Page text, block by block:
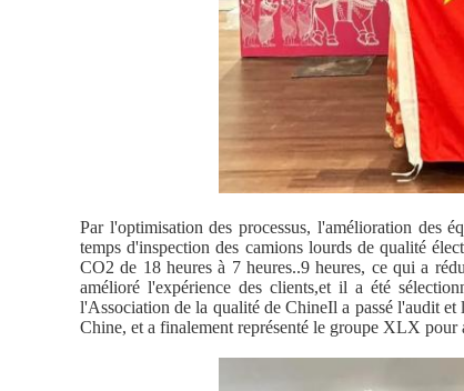
Par l'optimisation des processus, l'amélioration des
temps d'inspection des camions lourds de qualité
CO2 de 18 heures à 7 heures..9 heures, ce qui a
amélioré l'expérience des clients,et il a été
l'Association de la qualité de ChineIl a passé l'audit
Chine, et a finalement représenté le groupe XLX pour